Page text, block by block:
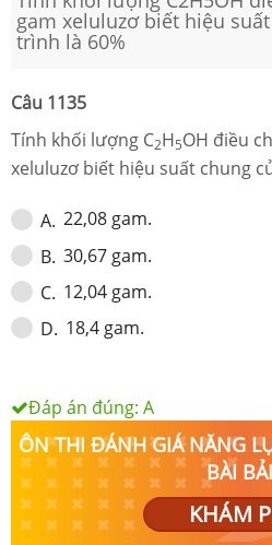
gam xeluluzơ biết hiệu
trình là 60%
Câu 1135
Tính khối lượng C2H5OH điều
xeluluzơ biết hiệu suất chung
A. 22,08 gam.
B. 30,67 gam.
C. 12,04 gam.
D. 18,4 gam.
Đáp án đúng: A
ÔN THI ĐÁNH GIÁ NĂNG
BÀI
KHÁM